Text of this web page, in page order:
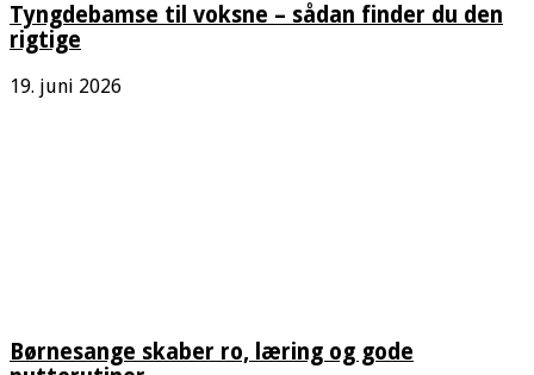
Tyngdebamse til voksne – sådan finder du den
rigtige
19. juni 2026
Børnesange skaber ro, læring og gode